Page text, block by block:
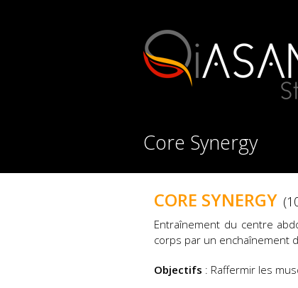
Core Synergy
CORE SYNERGY
Entraînement du centre
corps par un enchaînement
Objectifs : Raffermir les